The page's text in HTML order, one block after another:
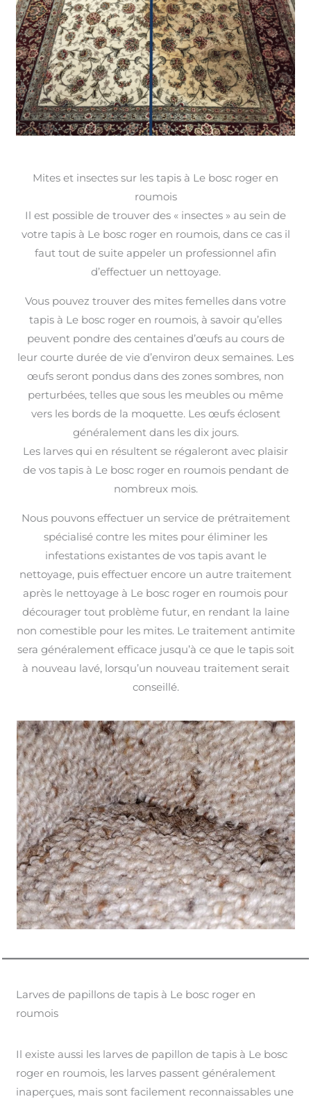
Mites et insectes sur les tapis à Le bosc roger en
roumois
Il est possible de trouver des « insectes » au sein de
votre tapis à Le bosc roger en roumois, dans ce cas il
faut tout de suite appeler un professionnel afin
d’effectuer un nettoyage.
Vous pouvez trouver des mites femelles dans votre
tapis à Le bosc roger en roumois, à savoir qu’elles
peuvent pondre des centaines d’œufs au cours de
leur courte durée de vie d’environ deux semaines. Les
œufs seront pondus dans des zones sombres, non
perturbées, telles que sous les meubles ou même
vers les bords de la moquette. Les œufs éclosent
généralement dans les dix jours.
Les larves qui en résultent se régaleront avec plaisir
de vos tapis à Le bosc roger en roumois pendant de
nombreux mois.
Nous pouvons effectuer un service de prétraitement
spécialisé contre les mites pour éliminer les
infestations existantes de vos tapis avant le
nettoyage, puis effectuer encore un autre traitement
après le nettoyage à Le bosc roger en roumois pour
décourager tout problème futur, en rendant la laine
non comestible pour les mites. Le traitement antimite
sera généralement efficace jusqu’à ce que le tapis soit
à nouveau lavé, lorsqu’un nouveau traitement serait
conseillé.
Larves de papillons de tapis à Le bosc roger en
roumois
Il existe aussi les larves de papillon de tapis à Le bosc
roger en roumois, les larves passent généralement
inaperçues, mais sont facilement reconnaissables une